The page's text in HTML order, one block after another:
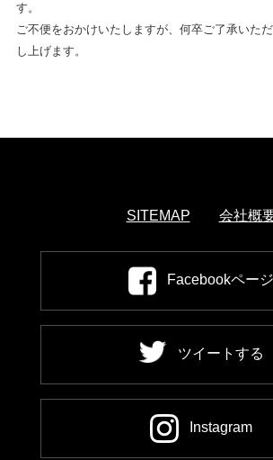
す。
ご不便をおかけいたしますが、何卒ご了承いた
し上げます。
SITEMAP 会社概
Facebookページ
ツイートする
Instagram